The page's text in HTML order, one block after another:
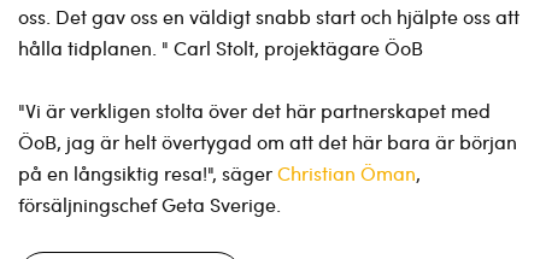
oss. Det gav oss en väldigt snabb start och hjälpte oss att
hålla tidplanen. " Carl Stolt, projektägare ÖoB
"Vi är verkligen stolta över det här partnerskapet med
ÖoB, jag är helt övertygad om att det här bara är början
på en långsiktig resa!", sägerChristian Öman,
försäljningschef Geta Sverige.